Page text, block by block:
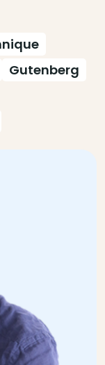
Gutenberg